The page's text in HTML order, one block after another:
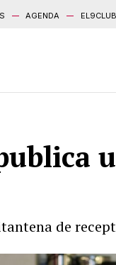
AGENDA EL9CLUB
de